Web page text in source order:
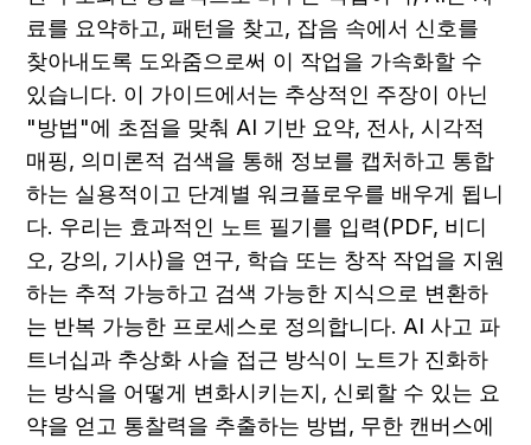
료를 요약하고, 패턴을 찾고, 잡음 속에서 신호를
찾아내도록 도와줌으로써 이 작업을 가속화할 수
있습니다. 이 가이드에서는 추상적인 주장이 아닌
"방법"에 초점을 맞춰 AI 기반 요약, 전사, 시각적
매핑, 의미론적 검색을 통해 정보를 캡처하고 통합
하는 실용적이고 단계별 워크플로우를 배우게 됩니
다. 우리는 효과적인 노트 필기를 입력(PDF, 비디
오, 강의, 기사)을 연구, 학습 또는 창작 작업을 지원
하는 추적 가능하고 검색 가능한 지식으로 변환하
는 반복 가능한 프로세스로 정의합니다. AI 사고 파
트너십과 추상화 사슬 접근 방식이 노트가 진화하
는 방식을 어떻게 변화시키는지, 신뢰할 수 있는 요
약을 얻고 통찰력을 추출하는 방법, 무한 캔버스에